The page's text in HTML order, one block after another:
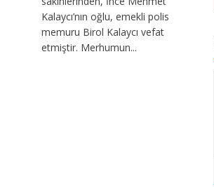
Kalaycı’nın oğlu, emekli polis
memuru Birol Kalaycı vefat
etmiştir. Merhumun...